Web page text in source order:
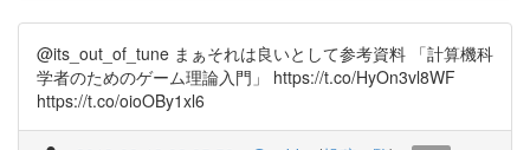
@its_out_of_tune まぁそれは良いとして参考資料 「計算機科
学者のためのゲーム理論入門」 https://t.co/HyOn3vl8WF
https://t.co/oioOBy1xl6